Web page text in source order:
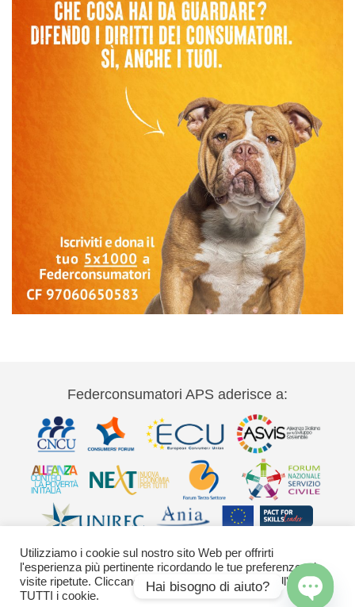
Federconsumatori APS aderisce a:
Via Palestro 11 00185 Roma - tel 06
Utilizziamo i cookie sul nostro sito Web per offrirti
l'esperienza più pertinente ricordando le tue preferenze e le
visite ripetute. Cliccando su "Accetta" acconsenti all'uso di
TUTTI i cookie.
Hai bisogno di aiuto?